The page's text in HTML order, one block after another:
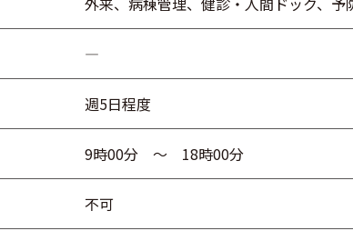
―
週5日程度
9時00分 ～ 18時00分
不可